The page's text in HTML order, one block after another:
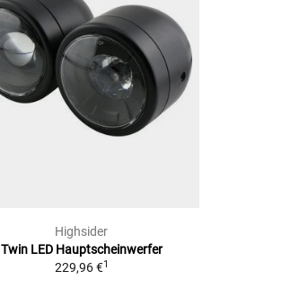
Highsider
Twin LED Hauptscheinwerfer
229,96 €1